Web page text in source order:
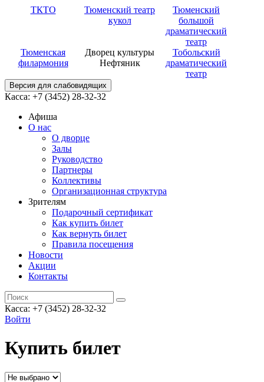
ТКТО
Тюменский театр
кукол
Тюменский
большой
драматический
театр
Тюменская
филармония
Дворец культуры
Нефтяник
Тобольский
драматический
театр
Версия для слабовидящих
Касса: +7 (3452) 28-32-32
Афиша
О нас
О дворце
Залы
Руководство
Партнеры
Коллективы
Организационная структура
Зрителям
Подарочный сертификат
Как купить билет
Как вернуть билет
Правила посещения
Новости
Акции
Контакты
Касса: +7 (3452) 28-32-32
Войти
Купить билет